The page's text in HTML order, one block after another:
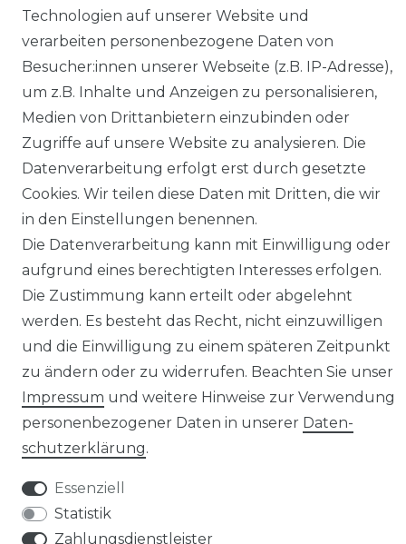
ANMELDEN
Impressum Daten­schutz­erklärung
AGB Barrierefreiheitserklärung
Widerrufs­recht
VERTRAG WIDERRUFEN
Technologien auf unserer Website und
verarbeiten personenbezogene Daten von
Besucher:innen unserer Webseite (z.B. IP-Adresse),
um z.B. Inhalte und Anzeigen zu personalisieren,
Medien von Drittanbietern einzubinden oder
Zugriffe auf unsere Website zu analysieren. Die
Datenverarbeitung erfolgt erst durch gesetzte
Cookies. Wir teilen diese Daten mit Dritten, die wir
in den Einstellungen benennen.
Die Datenverarbeitung kann mit Einwilligung oder
aufgrund eines berechtigten Interesses erfolgen.
Die Zustimmung kann erteilt oder abgelehnt
werden. Es besteht das Recht, nicht einzuwilligen
und die Einwilligung zu einem späteren Zeitpunkt
zu ändern oder zu widerrufen. Beachten Sie unser
Impressum und weitere Hinweise zur Verwendung
personenbezogener Daten in unserer Daten­
schutz­erklärung.
Essenziell
Statistik
Zahlungsdienstleister